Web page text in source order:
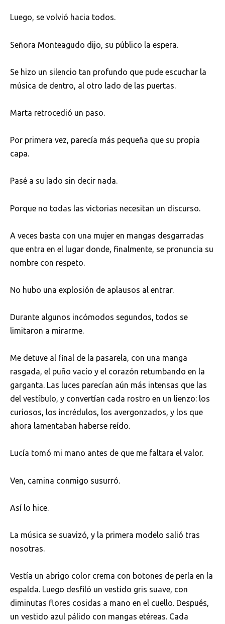
Luego, se volvió hacia todos.
Señora Monteagudo dijo, su público la espera.
Se hizo un silencio tan profundo que pude escuchar la
música de dentro, al otro lado de las puertas.
Marta retrocedió un paso.
Por primera vez, parecía más pequeña que su propia
capa.
Pasé a su lado sin decir nada.
Porque no todas las victorias necesitan un discurso.
A veces basta con una mujer en mangas desgarradas
que entra en el lugar donde, finalmente, se pronuncia su
nombre con respeto.
No hubo una explosión de aplausos al entrar.
Durante algunos incómodos segundos, todos se
limitaron a mirarme.
Me detuve al final de la pasarela, con una manga
rasgada, el puño vacío y el corazón retumbando en la
garganta. Las luces parecían aún más intensas que las
del vestíbulo, y convertían cada rostro en un lienzo: los
curiosos, los incrédulos, los avergonzados, y los que
ahora lamentaban haberse reído.
Lucía tomó mi mano antes de que me faltara el valor.
Ven, camina conmigo susurró.
Así lo hice.
La música se suavizó, y la primera modelo salió tras
nosotras.
Vestía un abrigo color crema con botones de perla en la
espalda. Luego desfiló un vestido gris suave, con
diminutas flores cosidas a mano en el cuello. Después,
un vestido azul pálido con mangas etéreas. Cada